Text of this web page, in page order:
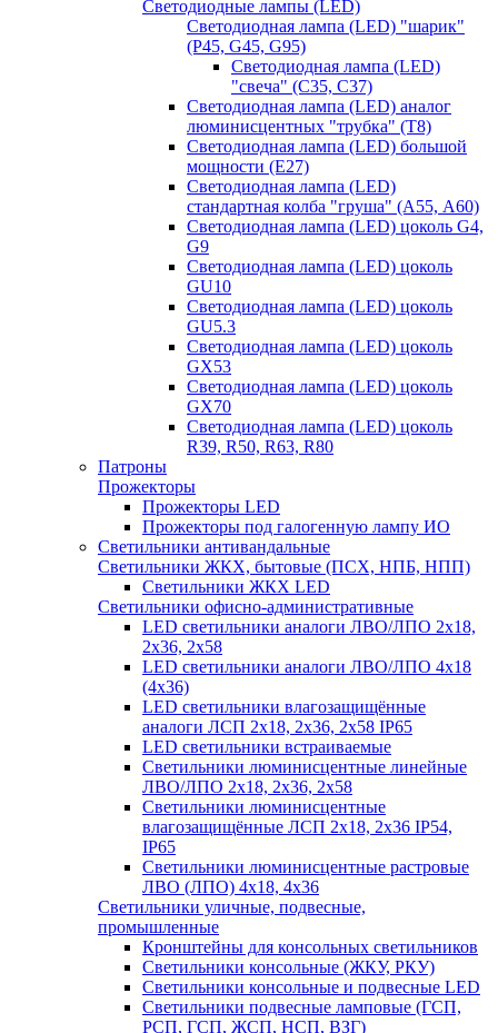
Светодиодные лампы (LED)
Светодиодная лампа (LED) "шарик"
(P45, G45, G95)
Светодиодная лампа (LED)
"свеча" (С35, С37)
Светодиодная лампа (LED) аналог
люминисцентных "трубка" (T8)
Светодиодная лампа (LED) большой
мощности (Е27)
Светодиодная лампа (LED)
стандартная колба "груша" (А55, А60)
Светодиодная лампа (LED) цоколь G4,
G9
Светодиодная лампа (LED) цоколь
GU10
Светодиодная лампа (LED) цоколь
GU5.3
Светодиодная лампа (LED) цоколь
GX53
Светодиодная лампа (LED) цоколь
GX70
Светодиодная лампа (LED) цоколь
R39, R50, R63, R80
Патроны
Прожекторы
Прожекторы LED
Прожекторы под галогенную лампу ИО
Светильники антивандальные
Светильники ЖКХ, бытовые (ПСХ, НПБ, НПП)
Светильники ЖКХ LED
Светильники офисно-административные
LED светильники аналоги ЛВО/ЛПО 2х18,
2х36, 2х58
LED светильники аналоги ЛВО/ЛПО 4х18
(4х36)
LED светильники влагозащищённые
аналоги ЛСП 2х18, 2х36, 2х58 IP65
LED светильники встраиваемые
Светильники люминисцентные линейные
ЛВО/ЛПО 2х18, 2х36, 2х58
Светильники люминисцентные
влагозащищённые ЛСП 2х18, 2х36 IP54,
IP65
Светильники люминисцентные растровые
ЛВО (ЛПО) 4х18, 4х36
Светильники уличные, подвесные,
промышленные
Кронштейны для консольных светильников
Светильники консольные (ЖКУ, РКУ)
Светильники консольные и подвесные LED
Светильники подвесные ламповые (ГСП,
РСП, ГСП, ЖСП, НСП, ВЗГ)